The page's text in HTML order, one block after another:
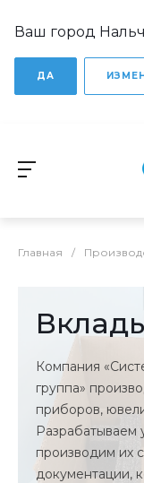
Ваш город
ДА
Главная /
Компания
группа»
приборов,
Разрабатываем
производим их
документации,